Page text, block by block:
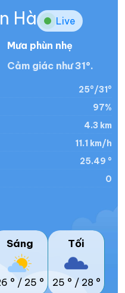
Hà Live
Mưa phùn nhẹ
Cảm giác như 31°.
25°/31°
97%
4.3 km
11.1 km/h
25.49 °
0
Sáng
° / 25 °
Tối
25 ° / 28 °